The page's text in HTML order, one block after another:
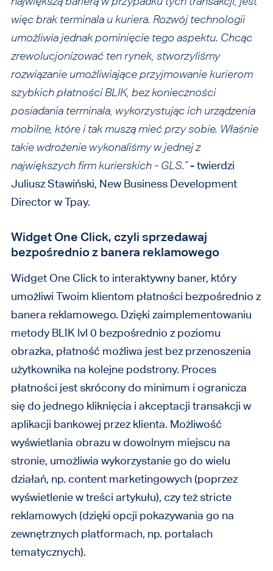
więc brak terminala u kuriera. Rozwój technologii
umożliwia jednak pominięcie tego aspektu. Chcąc
zrewolucjonizować ten rynek, stworzyliśmy
rozwiązanie umożliwiające przyjmowanie kurierom
szybkich płatności BLIK, bez konieczności
posiadania terminala, wykorzystując ich urządzenia
mobilne, które i tak muszą mieć przy sobie. Właśnie
takie wdrożenie wykonaliśmy w jednej z
największych firm kurierskich - GLS.”- twierdzi
Juliusz Stawiński, New Business Development
Director w Tpay.
Widget One Click, czyli sprzedawaj
bezpośrednio z banera reklamowego
Widget One Click to interaktywny baner, który
umożliwi Twoim klientom płatności bezpośrednio z
banera reklamowego. Dzięki zaimplementowaniu
metody BLIK lvl 0 bezpośrednio z poziomu
obrazka, płatność możliwa jest bez przenoszenia
użytkownika na kolejne podstrony. Proces
płatności jest skrócony do minimum i ogranicza
się do jednego kliknięcia i akceptacji transakcji w
aplikacji bankowej przez klienta. Możliwość
wyświetlania obrazu w dowolnym miejscu na
stronie, umożliwia wykorzystanie go do wielu
działań, np. content marketingowych (poprzez
wyświetlenie w treści artykułu), czy też stricte
reklamowych (dzięki opcji pokazywania go na
zewnętrznych platformach, np. portalach
tematycznych).